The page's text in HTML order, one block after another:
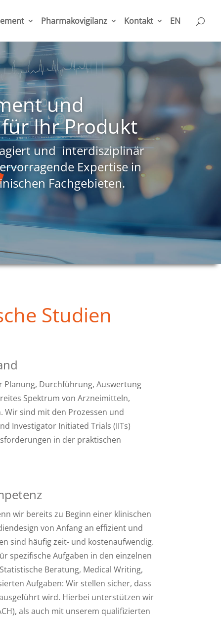
Pharmakovigilanz Kontakt EN
und
Ihr Produkt
und interdisziplinär
Expertise in
Fachgebieten.
Studien
Durchführung, Auswertung
Spektrum von Arzneimitteln,
sind mit den Prozessen und
Investigator Initiated Trials (IITs)
in der praktischen
wir bereits zu Beginn einer klinischen
von Anfang an effizient und
sind häufig zeit- und kostenaufwendig.
spezifische Aufgaben in den einzelnen
Beratung, Medical Writing,
Aufgaben: Wir stellen sicher, dass
wird. Hierbei unterstützen wir
als auch mit unserem qualifizierten